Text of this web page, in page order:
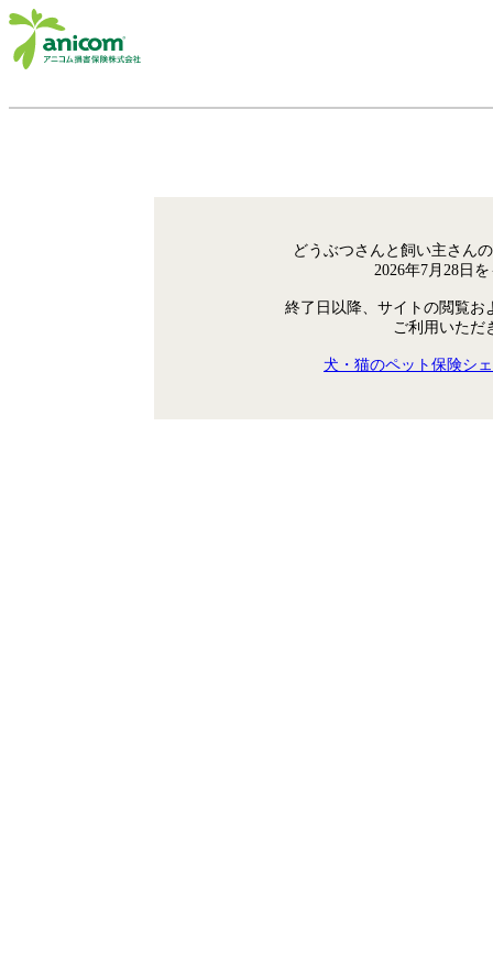
どうぶつさんと飼い主さん
2026年7月28日
終了日以降、サイトの閲覧お
ご利用いただ
犬・猫のペット保険シ